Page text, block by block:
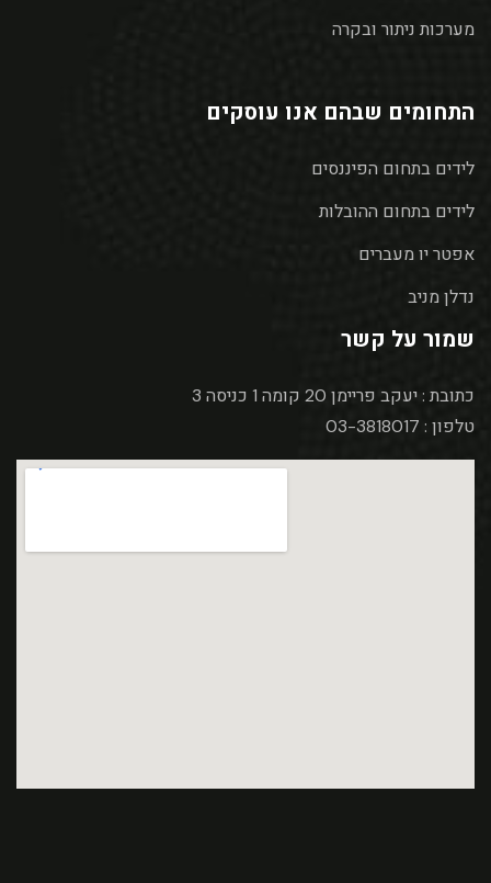
מערכות ניתור ובקרה
התחומים שבהם אנו עוסקים
לידים בתחום הפיננסים
לידים בתחום ההובלות
אפטר יו מעברים
נדלן מניב
שמור על קשר
כתובת : יעקב פריימן 20 קומה 1 כניסה 3
טלפון : 03-3818017